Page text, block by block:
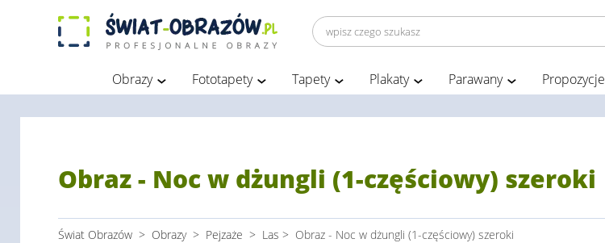
Obrazy Fototapety Tapety Plakaty Parawany Propozycje
Obraz - Noc w dżungli (1-częściowy) szeroki
Świat Obrazów > Obrazy > Pejzaże > Las > Obraz - Noc w dżungli (1-częściowy) szeroki